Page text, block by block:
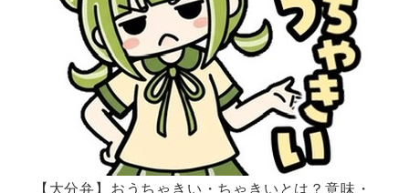
【大分弁】おうちゃきい・ちゃきいとは？意味・